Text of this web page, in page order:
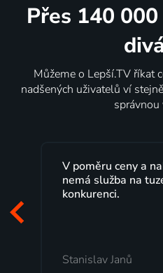
Přes 140
Můžeme o Lepší.TV říkat
nadšených uživatelů ví
V poměru ceny a
nemá služba na
konkurenci.
Stanislav Janů